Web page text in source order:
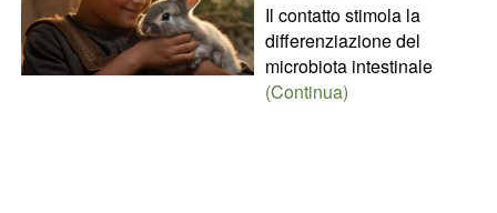
Il contatto stimola la
differenziazione del
microbiota intestinale
(Continua)